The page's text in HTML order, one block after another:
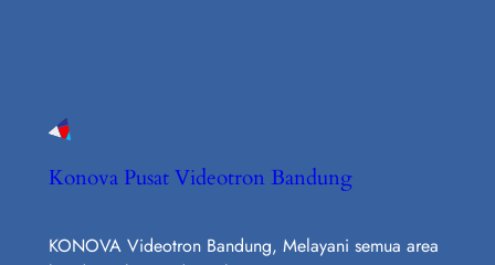
Konova Pusat Videotron Bandung
KONOVA Videotron Bandung, Melayani semua area